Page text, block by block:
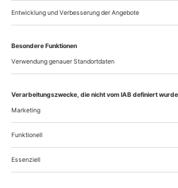
Eigentlich ist die Geschichte zu
sein. Gerade beginnen sich
Weltkrieg durchzusetzen,
Hitlers Traum vom
eine aberwitzig-grausame
sich der lettische Komponist und
dieser Zeit...
Über uns Kontakt